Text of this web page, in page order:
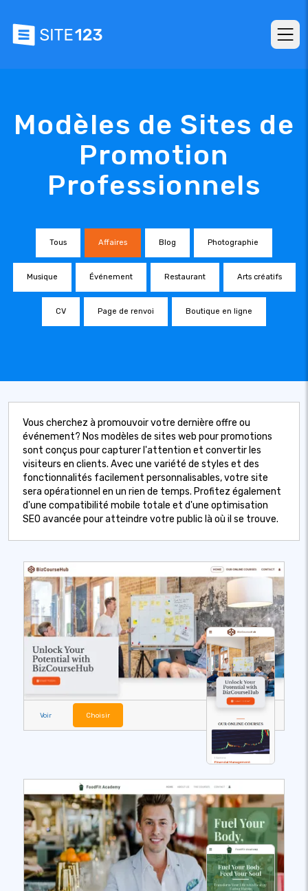
Modèles de Sites de
Promotion
Professionnels
Tous Affaires Blog Photographie
Musique Événement Restaurant Arts créatifs
CV Page de renvoi Boutique en ligne
Vous cherchez à promouvoir votre dernière offre ou
événement? Nos modèles de sites web pour promotions
sont conçus pour capturer l'attention et convertir les
visiteurs en clients. Avec une variété de styles et des
fonctionnalités facilement personnalisables, votre site
sera opérationnel en un rien de temps. Profitez également
d'une compatibilité mobile totale et d'une optimisation
SEO avancée pour atteindre votre public là où il se trouve.
Voir Choisir